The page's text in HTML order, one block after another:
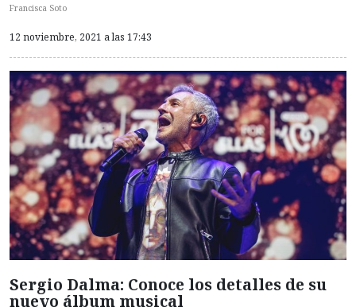
Francisca Soto
12 noviembre, 2021 a las 17:43
Sergio Dalma: Conoce los detalles de su
nuevo álbum musical